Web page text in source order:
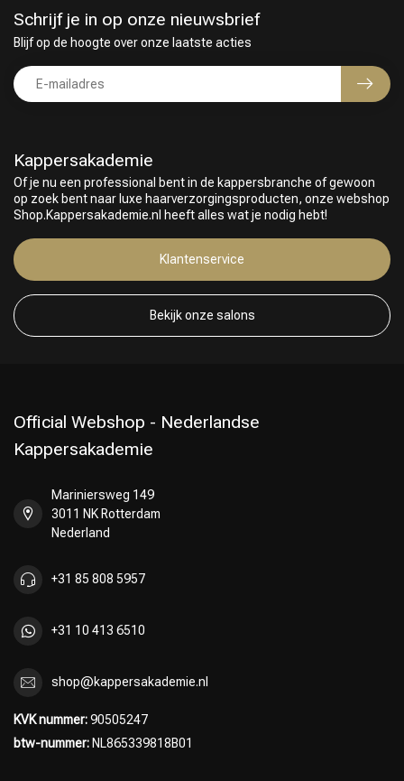
Kappersakademie
Of je nu een professional bent in de kappersbranche of gewoon
op zoek bent naar luxe haarverzorgingsproducten, onze webshop
Shop.Kappersakademie.nl heeft alles wat je nodig hebt!
Klantenservice
Bekijk onze salons
Schrijf je in op onze nieuwsbrief
Blijf op de hoogte over onze laatste acties
Official Webshop - Nederlandse
Kappersakademie
Mariniersweg 149
3011 NK Rotterdam
Nederland
+31 85 808 5957
+31 10 413 6510
shop@kappersakademie.nl
KVK nummer:90505247
btw-nummer: NL865339818B01